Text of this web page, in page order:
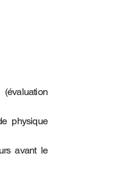
physique
avant le